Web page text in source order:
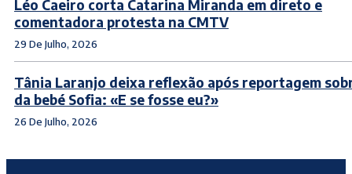
Léo Caeiro corta Catarina Miranda em direto e
comentadora protesta na CMTV
29 De Julho, 2026
Tânia Laranjo deixa reflexão após reportagem
da bebé Sofia: «E se fosse eu?»
26 De Julho, 2026